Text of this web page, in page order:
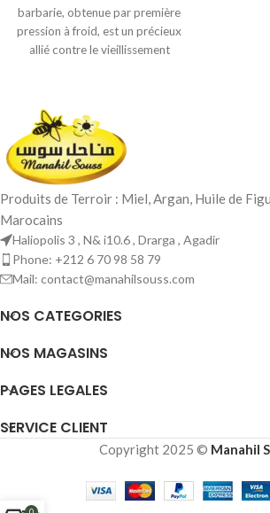
barbarie, obtenue par première
pression à froid, est un précieux
allié contre le vieillissement
vertus cicatrisantes et
raffermissantes. Riche et
nourrissante, elle hydrate
intensément et convient
parfaitement aux peaux matures,
sèches ou déshydratées.
Produits de Terroir : Miel, Argan, Huile de
Marocains
Haliopolis 3 , N& i10.6 , Drarga , Agadir
Phone: +212 6 70 98 58 79
Mail: contact@manahilsouss.com
NOS CATEGORIES
NOS MAGASINS
PAGES LEGALES
SERVICE CLIENT
Copyright 2025 © Manahil